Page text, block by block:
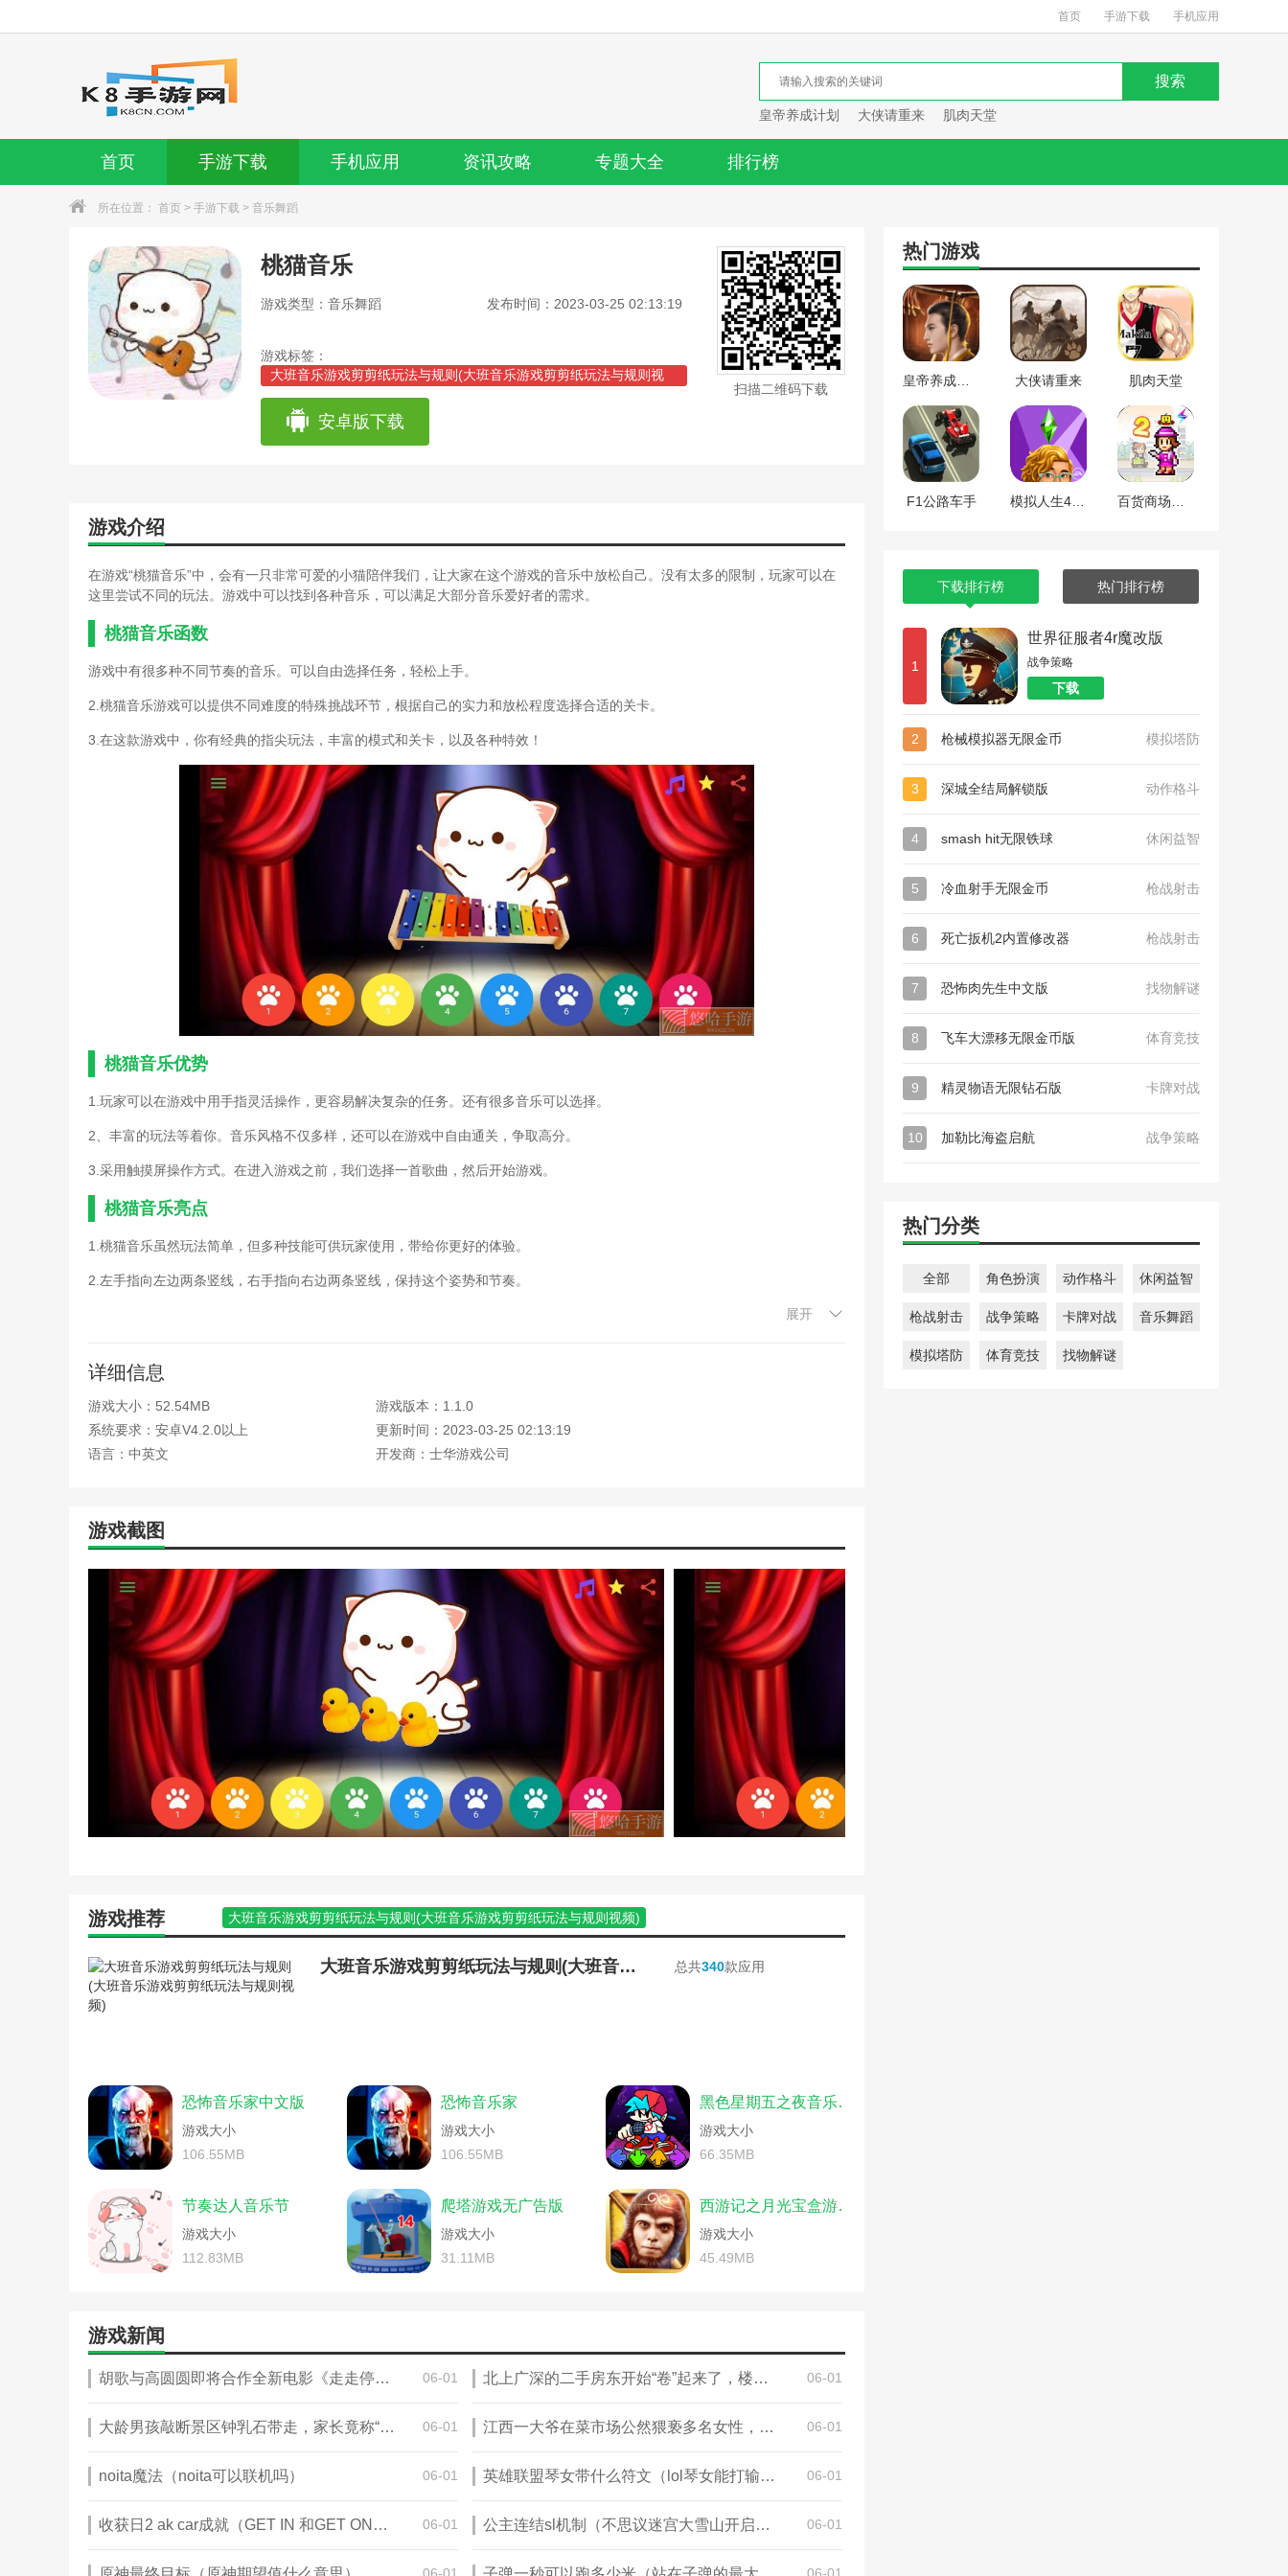
首页 手游下载 手机应用
皇帝养成计划 大侠请重来 肌肉天堂
首页 手游下载 手机应用 资讯攻略 专题大全 排行榜
所在位置： 首页 > 手游下载 > 音乐舞蹈
桃猫音乐
游戏类型：音乐舞蹈 发布时间：2023-03-25 02:13:19
游戏标签：
大班音乐游戏剪剪纸玩法与规则(大班音乐游戏剪剪纸玩法与规则视
频)
割绳子嗡嗡盒游戏攻略(割绳子游戏音乐)
简单音乐游戏棒棒糖玩法(简单音乐游戏棒棒糖玩法视频)
妄想症音乐游戏攻略(妄想症游戏攻略钢琴)
史上最恶搞的音乐游戏攻略(特别好玩的音乐游戏)
有歌的腾讯游戏攻略(腾讯游戏音乐)
手指逃游戏攻略(抓逃手指游戏音乐)
恐怖歌剧院游戏攻略(恐怖音乐家游戏攻略)
旋律圆舞曲游戏攻略(游戏螺旋圆舞曲的背景音乐)
炒豆豆音乐游戏玩法(炒豆豆游戏玩法视频)
家长在音乐游戏中的指导技巧(音乐课怎么玩游戏)
炒豆豆音乐游戏玩法(音乐游戏炒豆豆教案)
家长在音乐游戏中的指导技巧(音乐游戏怎么教)
古典音乐和游戏攻略(古典音乐音游)
古典音乐和游戏攻略(古典音乐和游戏攻略一样吗)
古典音乐和游戏攻略(入门古典音乐)
最终幻想7重制版音乐的力量(最终幻想7re音乐的力量)
音乐亲子游戏动作模仿规则玩法(亲子游戏的音乐)
最终幻想7重制版音乐的力量(最终幻想7重制版背景音乐)
史上最坑爹的游戏攻略广场舞噪音(对付广场舞噪音的音乐)
音乐亲子游戏动作模仿规则玩法(音乐亲子游戏动作模仿规则玩法视
频)
最终幻想7重制版音乐的力量(最终幻想7重制版三首音乐)
最终幻想7重制版音乐的力量(最终幻想7重制版音乐的力量攻略)
音乐游戏传杯子的玩法(传杯子游戏音乐叫什么)
音乐游戏大灰狼玩法(大灰狼的音乐游戏)
大班音乐套圈游戏玩法(大班音乐游戏《套圈》教案)
音乐游戏捉泥鳅玩法(音乐游戏捉泥鳅玩法教案)
半衰期爱莉克斯音乐盒试听(半衰期爱莉克斯音乐盒试听mvp)
《猫之城》电音风暴值得练吗(猫之城音乐)
nba2k里面的歌曲(nba2k背景音乐中文歌)
downey的喵(喵的音乐)
gta音乐柜在哪儿(gta5音乐柜在那)
《我的世界》魔法金属音乐水晶怎么获得(《我的世界》魔法金属音乐
水晶怎么获得)
白日梦背景音乐(白日梦纯音乐)
《虾米音乐》正式宣布关停是真的吗(虾米音乐是不是下架了)
飞傲音乐播放器app怎么样(飞傲播放器推荐)
5sing原创音乐怎么用(5sing原创音乐用户赵依曼)
波点音乐怎么设置单曲循环(波点音乐怎么设置定时关闭)
微视怎么添加歌词字幕内容(微视怎么给视频加字幕和音乐)
酷狗音乐的歌词怎么调成多行模式(酷狗音乐咋样把歌词多显示出来)
电脑版的网易云音乐怎么定时关闭(电脑版网易云音乐怎么设置定时关
抖音世界杯音乐(抖音世界杯音乐歌名叫什么)
如何用网易云和微信朋友一起听(网易云音乐如何和微信好友一起听
歌)
怎么设置网易云音乐密码(网易云音乐怎么设置密码锁)
华为音乐播放器怎么退出(华为音乐怎样退出)
mac版qq音乐格式转mp3(mac版qq音乐格式转mp4)
mac的qq音乐怎么下载mp3格式(mac怎么把qq音乐下载到u盘)
波点音乐怎么关闭环境音效(波点音乐怎么设置音质)
波点音乐怎么查看歌词(波点音乐怎么设置播放顺序)
咪咕音乐怎么导入手机里的音乐(咪咕音乐怎么导入手机里的音乐库)
qq音乐怎么设置简洁界面(qq音乐怎么设置简单页面)
波点音乐如何设铃声(波点音乐如何设铃声苹果手机)
网易云音乐歌词怎么取消显示在锁屏(网易云音乐关闭锁屏歌词)
椒盐音乐app怎么用(椒盐口音)
铃声多多如何上传本地音乐(铃声多多怎么上传自己的歌)
酷狗下载歌曲mp3格式怎么下载(酷狗音乐怎么下载mp3格式的歌曲)
qq音乐怎么送好友三天会员(qq音乐怎么送好友三天会员给好友)
波点音乐怎么使用(波点音乐怎么使用微信登录)
qq音乐怎么删除歌单里面的歌曲(qq音乐里如何删除歌单)
海贝音乐怎么设置播放模式的(海贝音乐怎么设置顺序播放)
华为音乐怎么清理缓存数据包(华为音乐怎么清理缓存数据包里的东
汽水下载(汽水下载的音乐是什么格式)
qq音乐mac的歌怎么下载到电脑(qq音乐的歌怎么下载到u盘)
必剪如何去掉片尾(必剪怎么去掉背景音乐)
酷狗下载的音乐在哪个手机文件夹(酷狗下载下来的音乐在哪个文件
夹)
安卓版下载
扫描二维码下载
游戏介绍
在游戏“桃猫音乐”中，会有一只非常可爱的小猫陪伴我们，让大家在这个游戏的音乐中放松自己。没有太多的限制，玩家可以在
这里尝试不同的玩法。游戏中可以找到各种音乐，可以满足大部分音乐爱好者的需求。
桃猫音乐函数
游戏中有很多种不同节奏的音乐。可以自由选择任务，轻松上手。
2.桃猫音乐游戏可以提供不同难度的特殊挑战环节，根据自己的实力和放松程度选择合适的关卡。
3.在这款游戏中，你有经典的指尖玩法，丰富的模式和关卡，以及各种特效！
桃猫音乐优势
1.玩家可以在游戏中用手指灵活操作，更容易解决复杂的任务。还有很多音乐可以选择。
2、丰富的玩法等着你。音乐风格不仅多样，还可以在游戏中自由通关，争取高分。
3.采用触摸屏操作方式。在进入游戏之前，我们选择一首歌曲，然后开始游戏。
桃猫音乐亮点
1.桃猫音乐虽然玩法简单，但多种技能可供玩家使用，带给你更好的体验。
2.左手指向左边两条竖线，右手指向右边两条竖线，保持这个姿势和节奏。
2.期待毛毛在游戏桃猫音乐中治愈你的坏心情，和各种有趣的NPC对话。
3.这个游戏的内容很有趣，可玩性很强，还有大家喜欢的在线音乐合成内容。
相关建议
周五晚上，funk用独特的操控技巧玩更快更快乐的游戏，享受各种流行音乐，在这里以最快的速度获得高分。
《星期五之夜funk面条侠》的游戏级旅程一定会让你激情满满。数百个不同的关卡，丰富的音乐流派选择，灵活的手指动作完成
节奏任务。
展开
详细信息
游戏大小：52.54MB
游戏版本：1.1.0
系统要求：安卓V4.2.0以上
更新时间：2023-03-25 02:13:19
语言：中英文
开发商：士华游戏公司
游戏截图
游戏推荐
大班音乐游戏剪剪纸玩法与规则(大班音乐游戏剪剪纸玩法与规则视频)
割绳子嗡嗡盒游戏攻略(割绳子游戏音乐)
简单音乐游戏棒棒糖玩法(简单音乐游戏棒棒糖玩法视频)
妄想症音乐游戏攻略(妄想症听什么音乐好)
大班音乐游戏剪剪纸玩法与规则(幼儿剪纸游戏玩法)
简单音乐游戏棒棒糖玩法(音乐节奏游戏棒棒糖教案)
史上最恶搞的音乐游戏攻略(超好玩的音乐游戏)
恐怖歌剧院游戏攻略(恐怖音乐家游戏攻略)
旋律圆舞曲游戏攻略(游戏螺旋圆舞曲的背景音乐)
炒豆豆音乐游戏玩法(炒豆豆游戏玩法视频)
家长在音乐游戏中的指导技巧(音乐课怎么玩游戏)
炒豆豆音乐游戏玩法(音乐游戏炒豆豆教案)
家长在音乐游戏中的指导技巧(音乐游戏怎么教)
古典音乐和游戏攻略(古典音乐音游)
古典音乐和游戏攻略(古典音乐和游戏攻略一样吗)
古典音乐和游戏攻略(入门古典音乐)
最终幻想7重制版音乐的力量(最终幻想7re音乐的力量)
音乐亲子游戏动作模仿规则玩法(亲子游戏的音乐)
最终幻想7重制版音乐的力量(最终幻想7重制版背景音乐)
史上最坑爹的游戏攻略广场舞噪音(对付广场舞噪音的音乐)
音乐亲子游戏动作模仿规则玩法(音乐亲子游戏动作模仿规则玩法视频)
最终幻想7重制版音乐的力量(最终幻想7重制版三首音乐)
斑鸠游戏技巧(斑鸠游戏音乐)
梦幻诛仙铃音手游攻略(梦幻诛仙端游音乐)
音乐游戏大灰狼玩法(音乐游戏战胜大灰狼)
大班音乐套圈游戏玩法(大班音乐游戏《套圈》教案)
音乐游戏捉泥鳅玩法(音乐游戏捉泥鳅玩法教案)
大班音乐套圈游戏玩法(适合套圈游戏音乐)
健康游戏小转椅的玩法(音乐游戏小转椅)
大班音乐游戏剪剪纸玩法与规则(大班剪纸方法)
半衰期爱莉克斯音乐盒试听(半衰期爱莉克斯音乐盒试听mvp)
《猫之城》电音风暴值得练吗(猫之城音乐)
《梦想新大陆》幻乐伙伴搭配什么音乐好听(梦想新大陆幻乐厉害吗)
csgo音乐盒是啥(csgo音乐盒是什么意思)
半衰期爱莉克斯音乐盒试听(半衰期:爱莉克斯)
《我的世界》魔法金属音乐水晶怎么获得(《我的世界》魔法金属音乐水晶怎么获得)
大班音乐游戏剪剪纸玩法与规则(大班音乐游戏剪剪纸玩法与规则视频) 总共340款应用
恐怖音乐家中文版
游戏大小
106.55MB
恐怖音乐家
游戏大小
106.55MB
黑色星期五之夜音乐之战
游戏大小
66.35MB
节奏达人音乐节
游戏大小
112.83MB
爬塔游戏无广告版
游戏大小
31.11MB
西游记之月光宝盒游戏破解版
游戏大小
45.49MB
游戏新闻
胡歌与高圆圆即将合作全新电影《走走停停》，今日正式开机（2023胡歌走走停停） 06-01 北上广深的二手房东开始“卷”起来了，楼市或将迎来拐点（2023二手房楼市） 06-01
大龄男孩敲断景区钟乳石带走，家长竟称“孩子特别喜欢”（2023钟乳石被破坏） 06-01 江西一大爷在菜市场公然猥亵多名女性，行为令人作呕（2023江西大爷猥亵） 06-01
noita魔法（noita可以联机吗） 06-01 英雄联盟琴女带什么符文（lol琴女能打输出吗） 06-01
收获日2 ak car成就（GET IN 和GET ON哪一个是上汽车） 06-01 公主连结sl机制（不思议迷宫大雪山开启具体方法） 06-01
热门游戏
大侠请重来 肌肉天堂
F1公路车手
下载排行榜 热门排行榜
1
世界征服者4r魔改版
战争策略
下载
2 枪械模拟器无限金币 模拟塔防
3 深城全结局解锁版 动作格斗
4 smash hit无限铁球 休闲益智
5 冷血射手无限金币 枪战射击
6 死亡扳机2内置修改器 枪战射击
7 恐怖肉先生中文版 找物解谜
8 飞车大漂移无限金币版 体育竞技
9 精灵物语无限钻石版 卡牌对战
10 加勒比海盗启航 战争策略
热门分类
全部 角色扮演 动作格斗 休闲益智
枪战射击 战争策略 卡牌对战 音乐舞蹈
模拟塔防 体育竞技 找物解谜